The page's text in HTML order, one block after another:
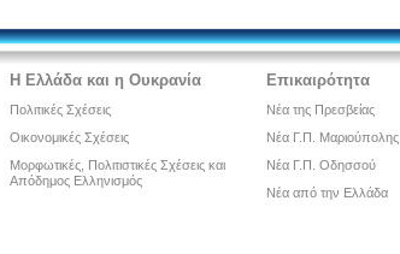
Η Ελλάδα και η Ουκρανία
Πολιτικές Σχέσεις
Οικονομικές Σχέσεις
Μορφωτικές, Πολιτιστικές Σχέσεις και
Απόδημος Ελληνισμός
Επικαιρότητα
Νέα της Πρεσβείας
Νέα Γ.Π. Μαριούπολης
Νέα Γ.Π. Οδησσού
Νέα από την Ελλάδα